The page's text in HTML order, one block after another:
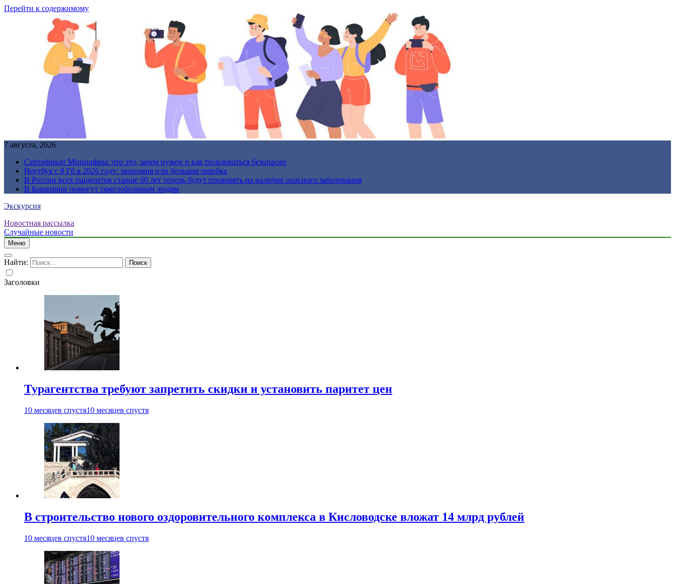
Перейти к содержимому
7 августа, 2026
Сертификат Минцифры: что это, зачем нужен и как пользоваться безопасно
Ноутбук с 8 Гб в 2026 году: экономия или большая ошибка
В России всех пациентов старше 60 лет теперь будут проверять на наличие опасного заболевания
В Башкирии помогут тяжелобольным людям
Экскурсия
Новостная рассылка
Случайные новости
Меню
Найти:
Заголовки
Турагентства требуют запретить скидки и установить паритет цен
10 месяцев спустя10 месяцев спустя
В строительство нового оздоровительного комплекса в Кисловодске вложат 14 млрд рублей
10 месяцев спустя10 месяцев спустя